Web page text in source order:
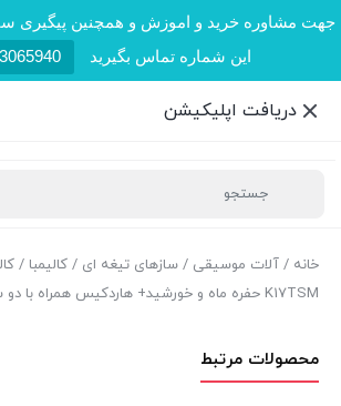
جهت مشاوره خرید و اموزش و همچنین پیگیری
این شماره تماس بگیرید
دریافت اپلیکیشن
خانه / آلات موسیقی / سازهای تیغه ای / کالیمبا
K17TSM حفره ماه و خورشید+ هاردکیس همراه با دو سال گارانتی
محصولات مرتبط